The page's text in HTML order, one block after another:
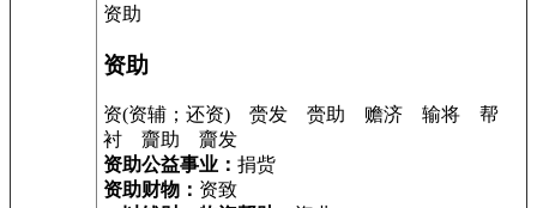
资助
资助
资(资辅；还资) 赍发 赍助 赡济 输将 帮
衬 齎助 齎发
资助公益事业： 捐赀
资助财物： 资致